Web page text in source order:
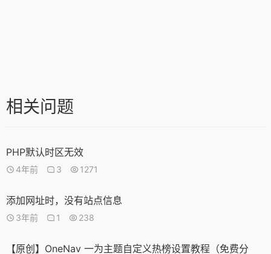
相关问题
PHP默认时区无效
4年前 3 1271
添加网址时，没有站点信息
3年前 1 238
【原创】OneNav 一为主题自定义热榜设置教程（免费分